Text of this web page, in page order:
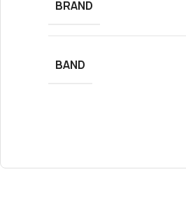
BRAND
BAND